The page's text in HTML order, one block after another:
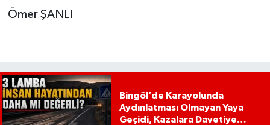
Ömer ŞANLI
Bingöl’de Karayolunda
Aydınlatması Olmayan Yaya
Geçidi, Kazalara Davetiye